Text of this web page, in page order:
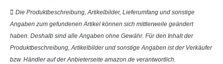
Die Produktbeschreibung, Artikelbilder, Lieferumfang und sonstige
Angaben zum gefundenen Artikel können sich mittlerweile geändert
haben. Deshalb sind alle Angaben ohne Gewähr. Für den Inhalt der
Produktbeschreibung, Artikelbilder und sonstige Angaben ist der Verkäufer
bzw. Händler auf der Anbieterseite amazon.de verantwortlich.